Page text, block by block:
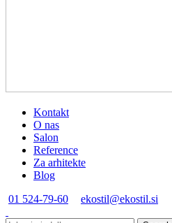
Kontakt
O nas
Salon
Reference
Za arhitekte
Blog
01 524-79-60
ekostil@ekostil.si